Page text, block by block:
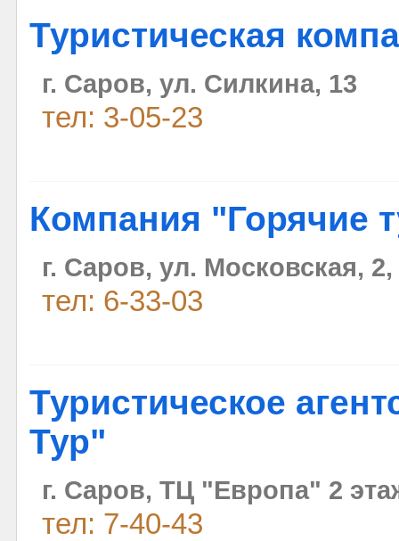
Туристическая
г. Саров, ул. Силкина, 13
тел: 3-05-23
Компания "Горячие
г. Саров, ул. Московская, 2,
тел: 6-33-03
Туристическое
Тур"
г. Саров, ТЦ "Европа" 2
тел: 7-40-43